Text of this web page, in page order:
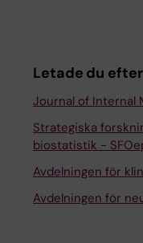
Letade du efter
Journal of Internal
Strategiska
biostatistik -
Avdelningen för
Avdelningen för